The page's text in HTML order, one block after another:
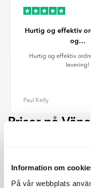
Information om
På vår webbplats
Paul Kelly
Hurtig og effektiv
og…
Hurtig og effektiv
levering!
Item
Priser på
Hængende Lampe Vänern